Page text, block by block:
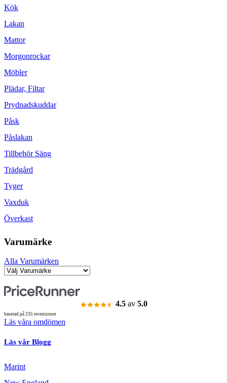
Kök
Lakan
Mattor
Morgonrockar
Möbler
Plädar, Filtar
Prydnadskuddar
Påsk
Påslakan
Tillbehör Säng
Trädgård
Tyger
Vaxduk
Överkast
Varumärke
Alla Varumärken
4.5 av 5.0
baserad på 235 recensioner
Läs våra omdömen
Läs vår Blogg
Marint